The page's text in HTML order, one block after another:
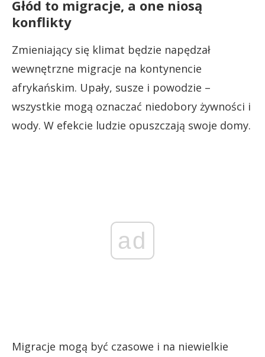
Głód to migracje, a one niosą
konflikty
Zmieniający się klimat będzie napędzał
wewnętrzne migracje na kontynencie
afrykańskim. Upały, susze i powodzie –
wszystkie mogą oznaczać niedobory żywności i
wody. W efekcie ludzie opuszczają swoje domy.
ad
Migracje mogą być czasowe i na niewielkie